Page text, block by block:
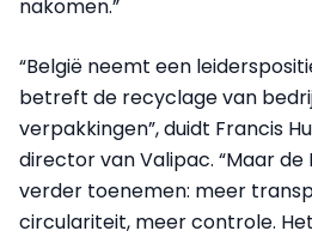
nakomen.”
“België neemt een
betreft de recyclage van
verpakkingen”, duidt Francis
director van Valipac. “Maar de
verder toenemen: meer
circulariteit, meer controle.